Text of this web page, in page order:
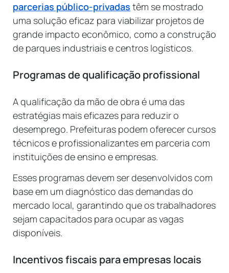
parcerias público-privadas têm se mostrado
uma solução eficaz para viabilizar projetos de
grande impacto econômico, como a construção
de parques industriais e centros logísticos.
Programas de qualificação profissional
A qualificação da mão de obra é uma das
estratégias mais eficazes para reduzir o
desemprego. Prefeituras podem oferecer cursos
técnicos e profissionalizantes em parceria com
instituições de ensino e empresas.
Esses programas devem ser desenvolvidos com
base em um diagnóstico das demandas do
mercado local, garantindo que os trabalhadores
sejam capacitados para ocupar as vagas
disponíveis.
Incentivos fiscais para empresas locais